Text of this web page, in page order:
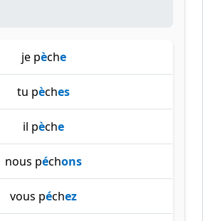
je pèche
tu pèches
il pèche
nous péchons
vous péchez